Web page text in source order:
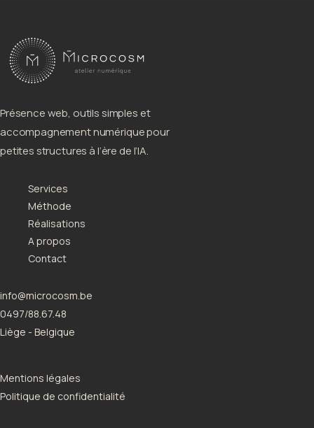
Présence web, outils simples et
accompagnement numérique pour
petites structures à l’ère de l’IA.
Services
Méthode
Réalisations
A propos
Contact
info@microcosm.be
0497/88.67.48
Liège - Belgique
Mentions légales
Politique de confidentialité